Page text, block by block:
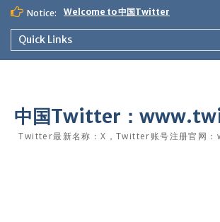
Skip
content
Notice: Welcome to 中国Twitter
Quick Links
中国Twitter：
Twitter最新名称：X，Twitter账号注册官网